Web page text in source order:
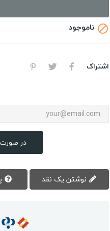
 ناموجود
اشتراک
در